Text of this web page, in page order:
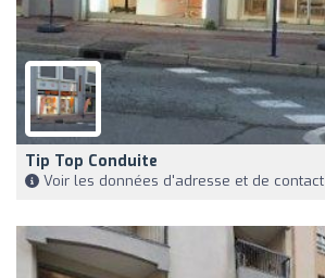
Tip Top Conduite
Voir les données d'adresse et de contact